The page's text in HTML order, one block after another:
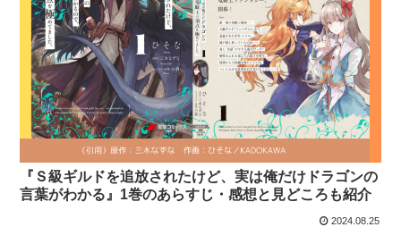
『Ｓ級ギルドを追放されたけど、実は俺だけドラゴンの
言葉がわかる』1巻のあらすじ・感想と見どころも紹介
2024.08.25